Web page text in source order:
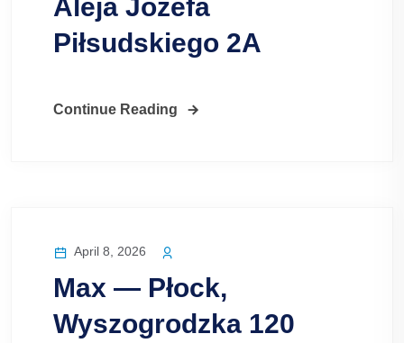
Aleja Józefa
Piłsudskiego 2A
Continue Reading
April 8, 2026
Max — Płock,
Wyszogrodzka 120